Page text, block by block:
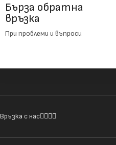
Бърза обратна
връзка
При проблеми и въпроси
Връзка с нас